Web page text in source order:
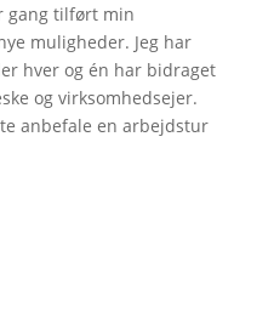
gang tilført min
muligheder. Jeg har
hver og én har bidraget
og virksomhedsejer.
anbefale en arbejdstur